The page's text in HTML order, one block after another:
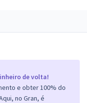
de volta!
e obter 100% do
no Gran, é